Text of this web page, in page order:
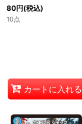
80円(税込)
10点
カートに入れる